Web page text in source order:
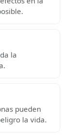
la
pueden
la vida.